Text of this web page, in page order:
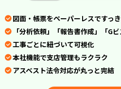
図面・帳票をペーパーレスですっき
「分析依頼」「報告書作成」「G
工事ごとに紐づいて可視化
本社機能で支店管理もラクラク
アスベスト法令対応が丸っと完結